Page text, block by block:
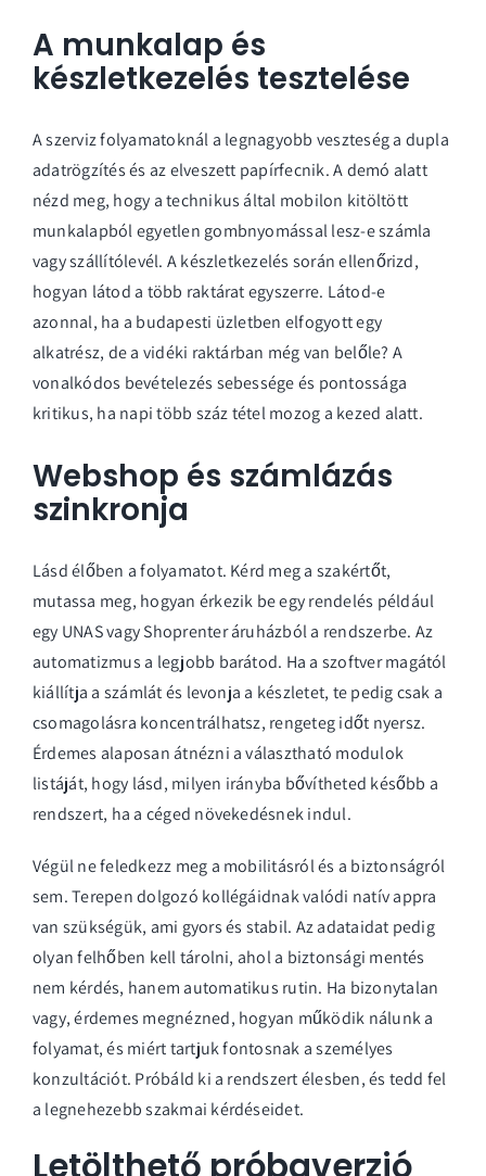
A munkalap és
készletkezelés tesztelése
A szerviz folyamatoknál a legnagyobb veszteség a dupla
adatrögzítés és az elveszett papírfecnik. A demó alatt
nézd meg, hogy a technikus által mobilon kitöltött
munkalapból egyetlen gombnyomással lesz-e számla
vagy szállítólevél. Akészletkezelés során ellenőrizd,
hogyan látod a több raktárat egyszerre. Látod-e
azonnal, ha a budapesti üzletben elfogyott egy
alkatrész, de a vidéki raktárban még van belőle? A
vonalkódos bevételezés sebessége és pontossága
kritikus, ha napi több száz tétel mozog a kezed alatt.
Webshop és számlázás
szinkronja
Lásd élőben a folyamatot. Kérd meg a szakértőt,
mutassa meg, hogyan érkezik be egy rendelés például
egy UNAS vagy Shoprenter áruházból a rendszerbe. Az
automatizmus a legjobb barátod. Ha a szoftver magától
kiállítja a számlát és levonja a készletet, te pedig csak a
csomagolásra koncentrálhatsz, rengeteg időt nyersz.
Érdemes alaposan átnézni a választható modulok
listáját, hogy lásd, milyen irányba bővítheted később a
rendszert, ha a céged növekedésnek indul.
Végül ne feledkezz meg a mobilitásról és a biztonságról
sem. Terepen dolgozó kollégáidnak valódi natív appra
van szükségük, ami gyors és stabil. Az adataidat pedig
olyan felhőben kell tárolni, ahol a biztonsági mentés
nem kérdés, hanem automatikus rutin. Ha bizonytalan
vagy, érdemes megnézned, hogyan működik nálunk a
folyamat, és miért tartjuk fontosnak a személyes
konzultációt. Próbáld ki a rendszert élesben, és tedd fel
a legnehezebb szakmai kérdéseidet.